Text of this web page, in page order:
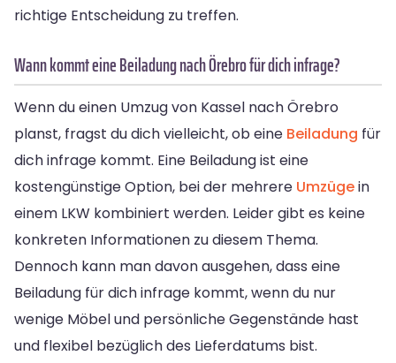
richtige Entscheidung zu treffen.
Wann kommt eine Beiladung nach Örebro für dich infrage?
Wenn du einen Umzug von Kassel nach Örebro
planst, fragst du dich vielleicht, ob eine Beiladung für
dich infrage kommt. Eine Beiladung ist eine
kostengünstige Option, bei der mehrere Umzügein
einem LKW kombiniert werden. Leider gibt es keine
konkreten Informationen zu diesem Thema.
Dennoch kann man davon ausgehen, dass eine
Beiladung für dich infrage kommt, wenn du nur
wenige Möbel und persönliche Gegenstände hast
und flexibel bezüglich des Lieferdatums bist.